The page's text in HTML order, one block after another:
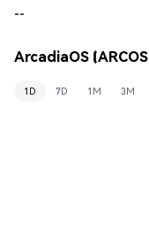
--
ArcadiaOS
1D 7D 1M 3M